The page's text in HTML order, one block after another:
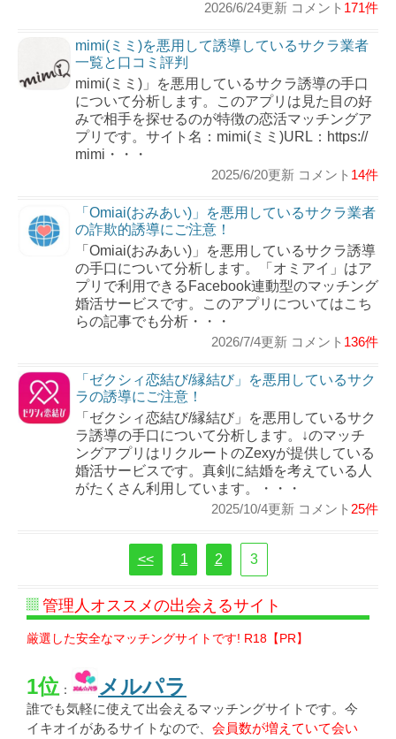
2026/6/24更新 コメント 171件
mimi(ミミ)を悪用して誘導しているサクラ業者
一覧と口コミ評判
mimi(ミミ)」を悪用しているサクラ誘導の手口
について分析します。このアプリは見た目の好
みで相手を探せるのが特徴の恋活マッチングア
プリです。サイト名：mimi(ミミ)URL：https://
mimi・・・
2025/6/20更新 コメント 14件
「Omiai(おみあい)」を悪用しているサクラ業者
の詐欺的誘導にご注意！
「Omiai(おみあい)」を悪用しているサクラ誘導
の手口について分析します。「オミアイ」はア
プリで利用できるFacebook連動型のマッチング
婚活サービスです。このアプリについてはこち
らの記事でも分析・・・
2026/7/4更新 コメント 136件
「ゼクシィ恋結び/縁結び」を悪用しているサク
ラの誘導にご注意！
「ゼクシィ恋結び/縁結び」を悪用しているサク
ラ誘導の手口について分析します。↓のマッチ
ングアプリはリクルートのZexyが提供している
婚活サービスです。真剣に結婚を考えている人
がたくさん利用しています。・・・
2025/10/4更新 コメント 25件
<< 1 2 3
管理人オススメの出会えるサイト
厳選した安全なマッチングサイトです! R18【PR】
1位 ： メルパラ
誰でも気軽に使えて出会えるマッチングサイトです。今
イキオイがあるサイトなので、 会員数が増えていて会い